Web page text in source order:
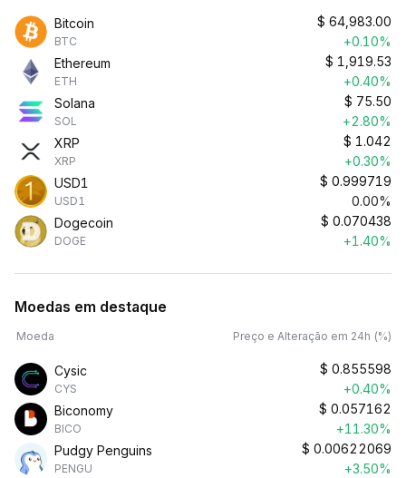
Bitcoin
BTC
$ 64,983.00
+0.10%
Ethereum
ETH
$ 1,919.53
+0.40%
Solana
SOL
$ 75.50
+2.80%
XRP
XRP
$ 1.042
+0.30%
USD1
USD1
$ 0.999719
0.00%
Dogecoin
DOGE
$ 0.070438
+1.40%
Moedas em destaque
Moeda Preço e Alteração em 24h (%)
Cysic
CYS
$ 0.855598
+0.40%
Biconomy
BICO
$ 0.057162
+11.30%
Pudgy Penguins
PENGU
$ 0.00622069
+3.50%